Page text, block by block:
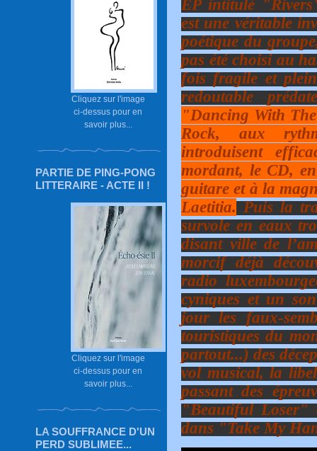
Cliquez sur l'image
ci-dessus pour en
savoir plus...
PARTIE DE PING-PONG
LITTERAIRE - ACTE II !
Cliquez sur l'image
ci-dessus pour en
savoir plus...
LA SOUFFRANCE D'UN
PERD SUBLIMEE...
EP intitulé
est une véritable
poétique du
pas été choisi au
fois fragile et
redoutable
"Dancing With
Rock, aux
introduisent
mordant, le CD,
guitare et à la
Laetitia. Puis la
survole en eaux
disant ville de
morcif déjà
radio
cyniques et un
jour les faux-
touristiques du
partout...) des
vol musical, la
passant des
"Beautiful Loser"
dans "Take My